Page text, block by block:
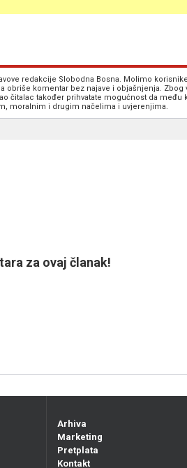
redakcije Slobodna Bosna. Molimo
obriše komentar bez najave i objašnjenja. Zbog
čitalac također prihvatate mogućnost da među
moralnim i drugim načelima i uvjerenjima.
za ovaj članak!
Arhiva
Marketing
Pretplata
Kontakt